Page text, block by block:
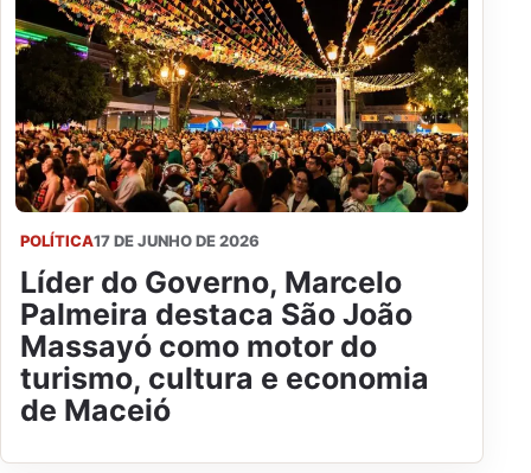
POLÍTICA17 DE JUNHO DE 2026
Líder do Governo, Marcelo
Palmeira destaca São João
Massayó como motor do
turismo, cultura e economia
de Maceió